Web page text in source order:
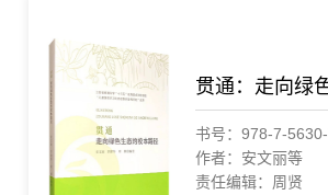
书号：978-7-
作者：安文丽等
责任编辑：周贤